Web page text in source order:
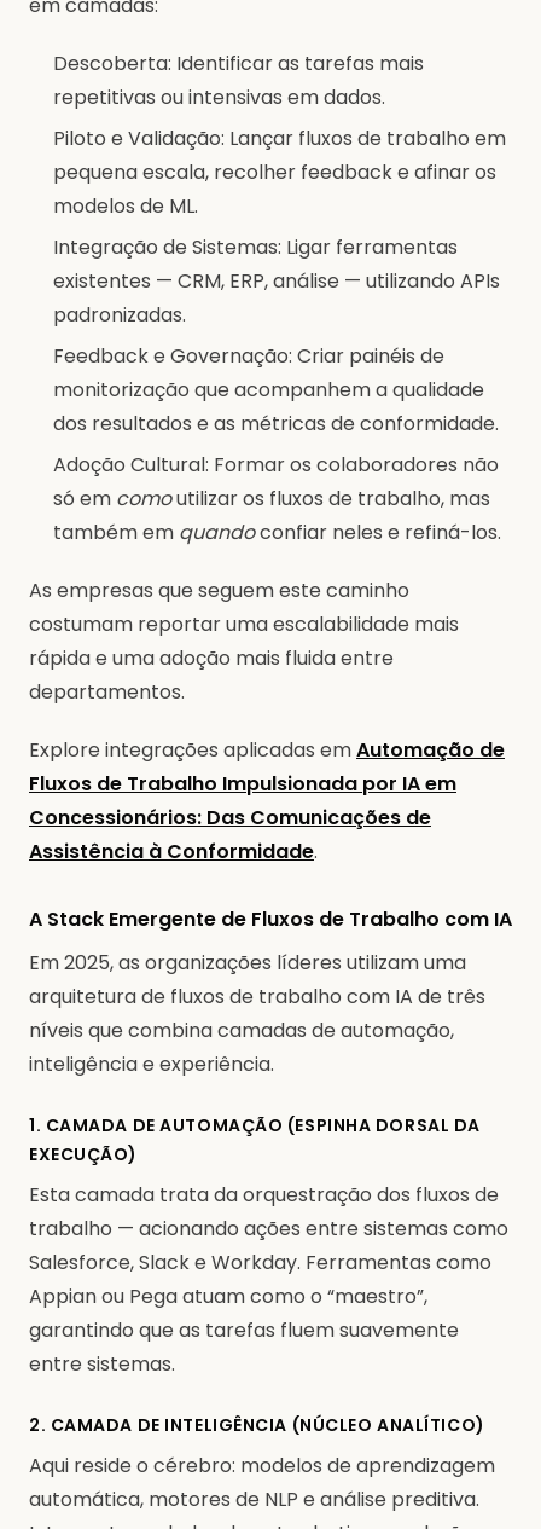
Descoberta: Identificar as tarefas mais
repetitivas ou intensivas em dados.
Piloto e Validação: Lançar fluxos de trabalho em
pequena escala, recolher feedback e afinar os
modelos de ML.
Integração de Sistemas: Ligar ferramentas
existentes — CRM, ERP, análise — utilizando APIs
padronizadas.
Feedback e Governação: Criar painéis de
monitorização que acompanhem a qualidade
dos resultados e as métricas de conformidade.
Adoção Cultural: Formar os colaboradores não
só em comoutilizar os fluxos de trabalho, mas
também em quandoconfiar neles e refiná-los.
As empresas que seguem este caminho
costumam reportar uma escalabilidade mais
rápida e uma adoção mais fluida entre
departamentos.
Explore integrações aplicadas emAutomação de
Fluxos de Trabalho Impulsionada por IA em
Concessionários: Das Comunicações de
Assistência à Conformidade.
A Stack Emergente de Fluxos de Trabalho com IA
Em 2025, as organizações líderes utilizam uma
arquitetura de fluxos de trabalho com IA de três
níveis que combina camadas de automação,
inteligência e experiência.
1. CAMADA DE AUTOMAÇÃO (ESPINHA DORSAL DA
EXECUÇÃO)
Esta camada trata da orquestração dos fluxos de
trabalho — acionando ações entre sistemas como
Salesforce, Slack e Workday. Ferramentas como
Appian ou Pega atuam como o “maestro”,
garantindo que as tarefas fluem suavemente
entre sistemas.
2. CAMADA DE INTELIGÊNCIA (NÚCLEO ANALÍTICO)
Aqui reside o cérebro: modelos de aprendizagem
automática, motores de NLP e análise preditiva.